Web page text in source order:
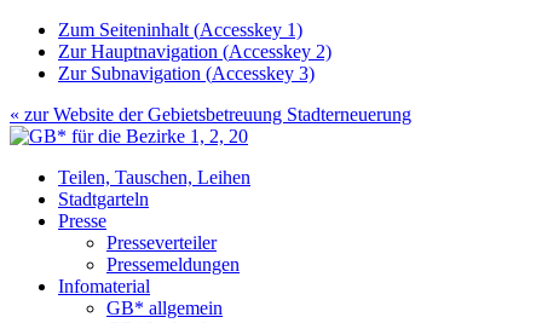
Zum Seiteninhalt (Accesskey 1)
Zur Hauptnavigation (Accesskey 2)
Zur Subnavigation (Accesskey 3)
« zur Website derGebietsbetreuung Stadterneuerung
Teilen, Tauschen, Leihen
Stadtgarteln
Presse
Presseverteiler
Pressemeldungen
Infomaterial
GB* allgemein